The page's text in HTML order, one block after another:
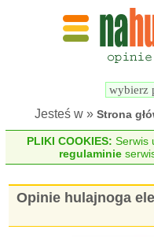
Jesteś w » Strona
PLIKI COOKIES: Serwis
regulaminie
Opinie hulajnoga